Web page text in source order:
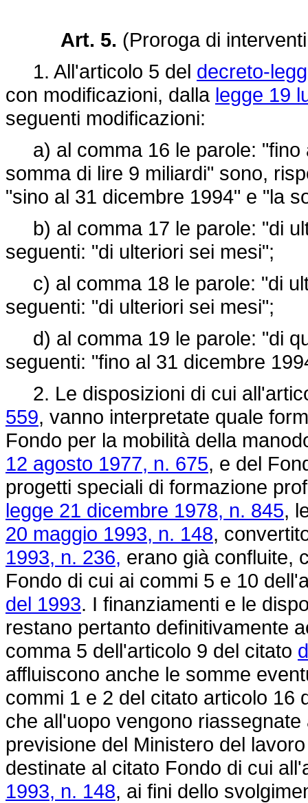
Art. 5. (Proroga di
1. All'articolo 5 del decreto-
con modificazioni, dalla legge 19
seguenti modificazioni:
a) al comma 16 le parole: "fino
somma di lire 9 miliardi" sono,
"sino al 31 dicembre 1994" e "la
b) al comma 17 le parole: "di
seguenti: "di ulteriori sei mesi";
c) al comma 18 le parole: "di
seguenti: "di ulteriori sei mesi";
d) al comma 19 le parole: "di
seguenti: "fino al 31 dicembre
2. Le disposizioni di cui
559, vanno interpretate quale
Fondo per la mobilità della
12 agosto 1977, n. 675, e del
progetti speciali di formazione
legge 21 dicembre 1978, n. 845,
20 maggio 1993, n. 148,
1993, n. 236, erano già confluite,
Fondo di cui ai commi 5 e 10
del 1993. I finanziamenti e le
restano pertanto definitivamente
comma 5 dell'articolo 9 del citato
affluiscono anche le somme
commi 1 e 2 del citato articolo 16
che all'uopo vengono
previsione del Ministero del
destinate al citato Fondo di cui
1993, n. 148, ai fini dello